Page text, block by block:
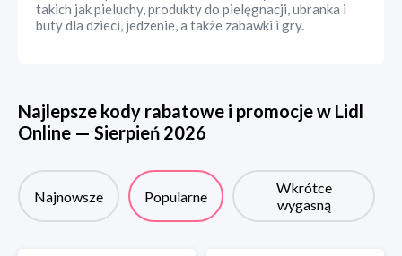
takich jak pieluchy, produkty do pielęgnacji, ubranka i
buty dla dzieci, jedzenie, a także zabawki i gry.
Najlepsze kody rabatowe i promocje w Lidl
Online — Sierpień 2026
Najnowsze Popularne
Wkrótce
wygasną